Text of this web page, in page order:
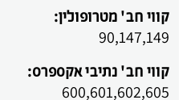
קווי חב' מטרופולין:
90,147,149
קווי חב' נתיבי אקספרס:
600,601,602,605